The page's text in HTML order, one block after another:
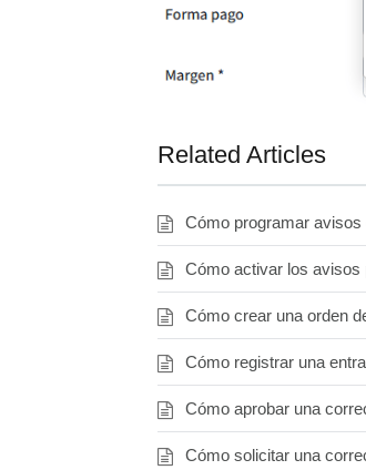
Related Articles
Cómo programar
Cómo activar los avisos
Cómo crear una orden
Cómo registrar una
Cómo aprobar una
Cómo solicitar una